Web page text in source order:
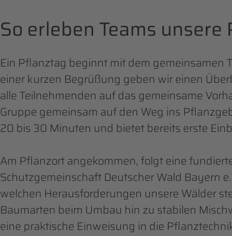
So erleben Teams
Ein Pflanztag beginnt mit dem gemeinsamen
einer kurzen Begrüßung geben wir einen
alle Teilnehmenden auf das gemeinsame
Gruppe gemeinsam auf den Weg ins
20 bis 30 Minuten und bietet bereits erste
Am Pflanzort angekommen, folgt eine
Schutzgemeinschaft Deutscher Wald Bayern
welchen Herausforderungen unsere Wälder
Baumarten beim Umbau hin zu stabilen
eine praktische Einweisung in die